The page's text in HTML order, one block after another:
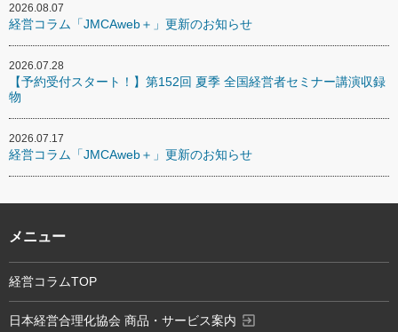
2026.08.07
経営コラム「JMCAweb＋」更新のお知らせ
2026.07.28
【予約受付スタート！】第152回 夏季 全国経営者セミナー講演収録
物
2026.07.17
経営コラム「JMCAweb＋」更新のお知らせ
メニュー
経営コラムTOP
日本経営合理化協会 商品・サービス案内 exit_to_app